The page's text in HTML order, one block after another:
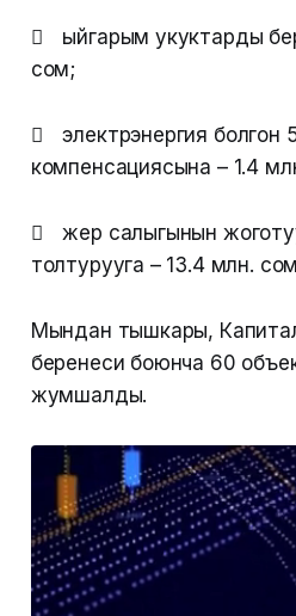
 ыйгарым укуктарды
сом;
 электрэнергия болгон
компенсациясына – 1.4
 жер салыгынын
толтурууга – 13.4 млн.
Мындан тышкары,
беренеси боюнча 60
жумшалды.